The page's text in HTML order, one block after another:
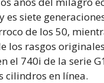
es siete
de los 50,
los rasgos
el 740i de la serie
cilindros en línea.